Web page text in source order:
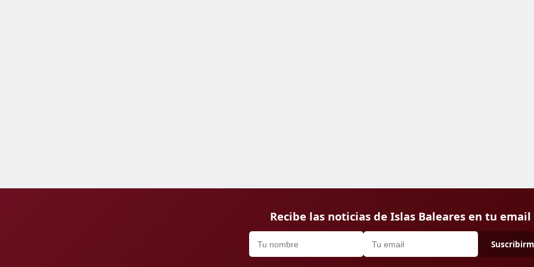
Recibe las noticias de Islas Baleares en tu email